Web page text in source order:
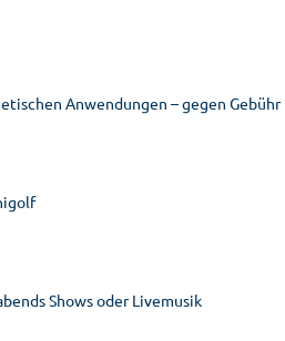
Anwendungen – gegen Gebühr
Shows oder Livemusik